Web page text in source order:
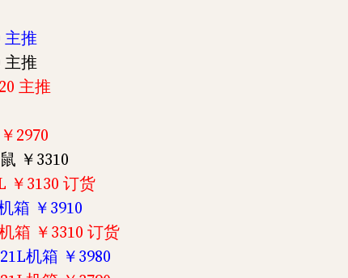
主推
主推
主推
2970
￥3310
￥3130 订货
箱 ￥3910
箱 ￥3310 订货
机箱 ￥3980